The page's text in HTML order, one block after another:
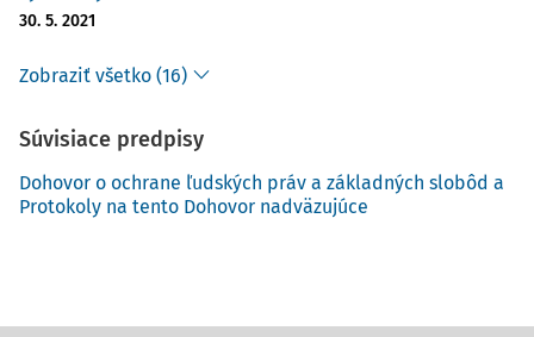
30. 5. 2021
Zobraziť všetko (16)
Súvisiace predpisy
Dohovor o ochrane ľudských práv a základných slobôd a
Protokoly na tento Dohovor nadväzujúce